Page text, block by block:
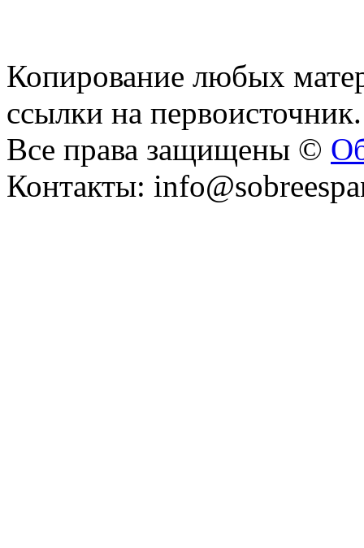
Копирование любых
ссылки на первоисточник.
Все права защищены ©
Контакты: